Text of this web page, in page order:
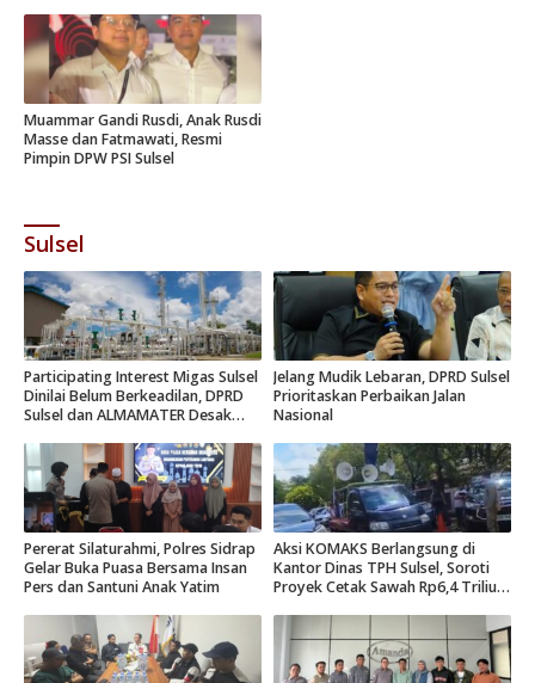
Muammar Gandi Rusdi, Anak Rusdi
Masse dan Fatmawati, Resmi
Pimpin DPW PSI Sulsel
Sulsel
Participating Interest Migas Sulsel
Dinilai Belum Berkeadilan, DPRD
Sulsel dan ALMAMATER Desak
Jelang Mudik Lebaran, DPRD Sulsel
Prioritaskan Perbaikan Jalan
Nasional
Pererat Silaturahmi, Polres Sidrap
Gelar Buka Puasa Bersama Insan
Pers dan Santuni Anak Yatim
Aksi KOMAKS Berlangsung di
Kantor Dinas TPH Sulsel, Soroti
Proyek Cetak Sawah Rp6,4 Triliun